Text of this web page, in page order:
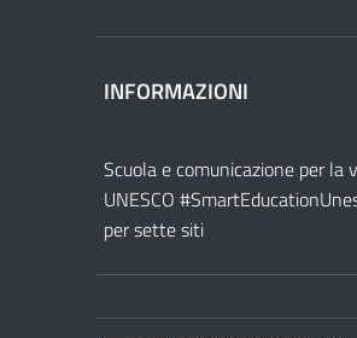
INFORMAZIONI
Scuola e comunicazione per la
UNESCO
per sette siti